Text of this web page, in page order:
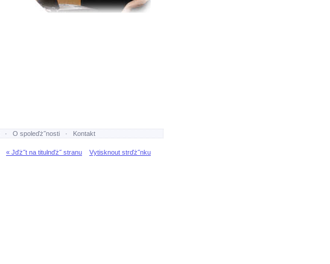
· O spoleďż˝nosti · Kontakt
« Jďż˝t na titulnďż˝ stranu
Vytisknout strďż˝nku